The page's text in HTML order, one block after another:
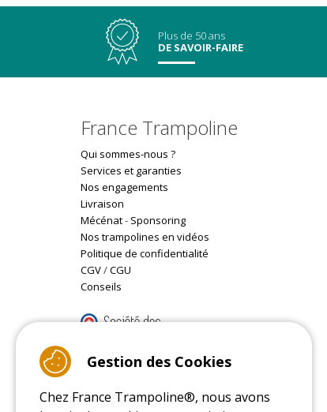
Plus de 50 ans
DE SAVOIR-FAIRE
France Trampoline
Qui sommes-nous ?
Services et garanties
Nos engagements
Livraison
Mécénat- Sponsoring
Nos trampolines en vidéos
Politique de confidentialité
CGV/CGU
Conseils
9.4 /10 (22085 reviews)
Read customer reviews
Gestion des Cookies
Chez France Trampoline®, nous avons